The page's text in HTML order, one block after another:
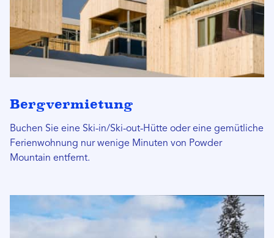
Bergvermietung
Buchen Sie eine Ski-in/Ski-out-Hütte oder eine gemütliche
Ferienwohnung nur wenige Minuten von Powder
Mountain entfernt.